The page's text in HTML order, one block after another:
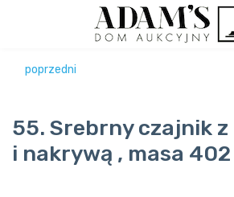
poprzedni
55. Srebrny czajnik
i nakrywą , masa 402